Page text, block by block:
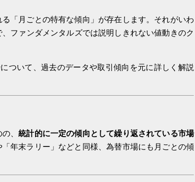
「月ごとの特有な傾向」が存在します。それがいわ
、ファンダメンタルズでは説明しきれない値動きのク
について、過去のデータや取引傾向を元に詳しく解説
の、統計的に一定の傾向として繰り返されている市場
年末ラリー」などと同様、為替市場にも月ごとの傾